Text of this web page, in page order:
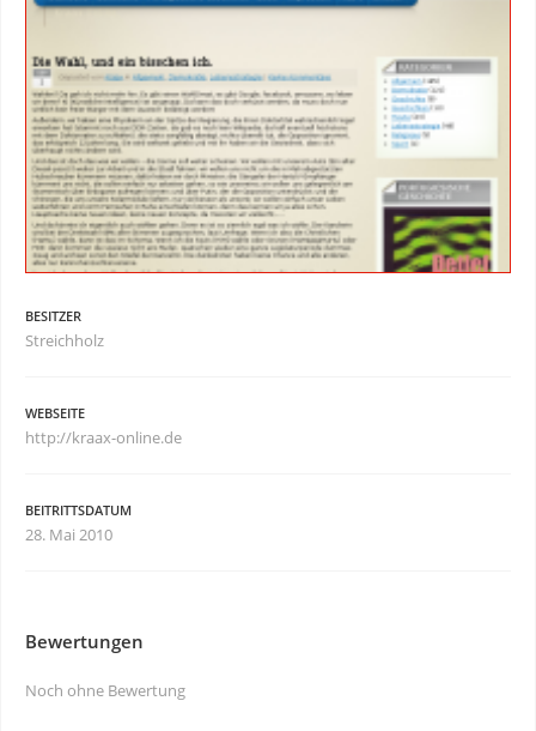
BESITZER
Streichholz
WEBSEITE
http://kraax-online.de
BEITRITTSDATUM
28. Mai 2010
Bewertungen
Noch ohne Bewertung